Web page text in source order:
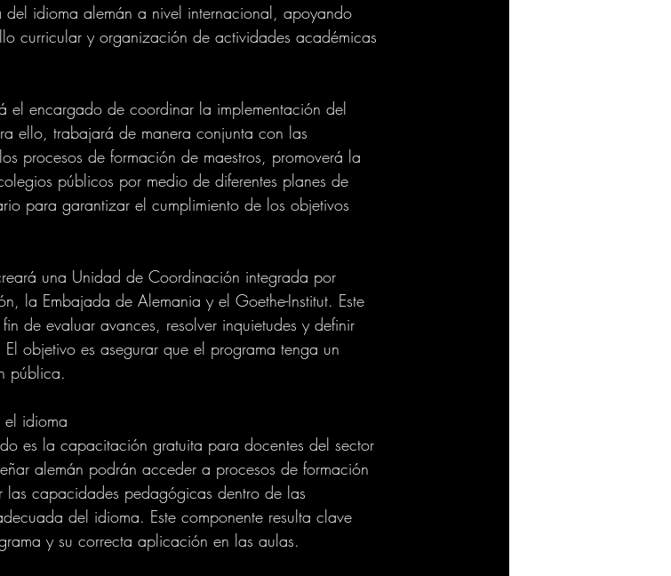
idioma alemán a nivel internacional, apoyando
curricular y organización de actividades académicas
el encargado de coordinar la implementación del
ello, trabajará de manera conjunta con las
procesos de formación de maestros, promoverá la
públicos por medio de diferentes planes de
para garantizar el cumplimiento de los objetivos
una Unidad de Coordinación integrada por
la Embajada de Alemania y el Goethe-Institut. Este
de evaluar avances, resolver inquietudes y definir
objetivo es asegurar que el programa tenga un
pública.
el idioma
es la capacitación gratuita para docentes del sector
alemán podrán acceder a procesos de formación
capacidades pedagógicas dentro de las
del idioma. Este componente resulta clave
y su correcta aplicación en las aulas.